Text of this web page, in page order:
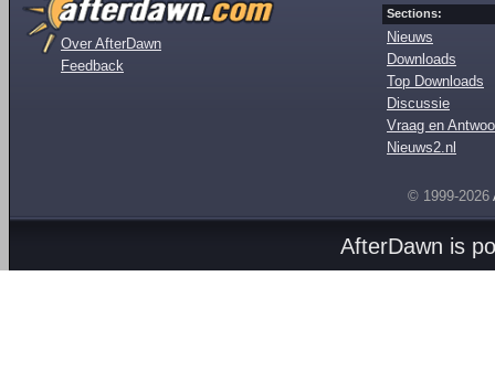
Over AfterDawn
Feedback
Sections:
Nieuws
Downloads
Top Downloads
Discussie
Vraag en
Nieuws2.nl
© 1999-2026
AfterDawn is